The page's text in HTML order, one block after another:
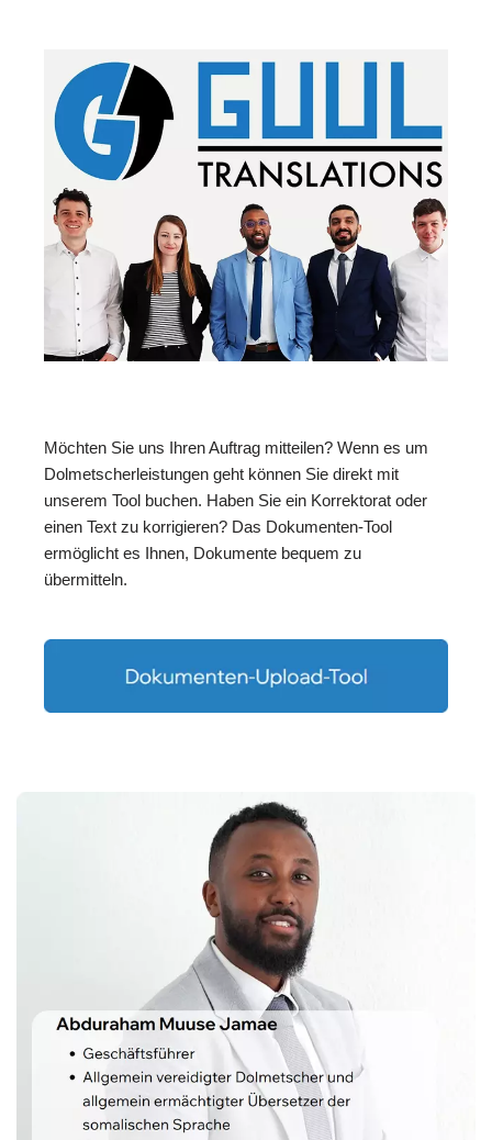
Möchten Sie uns Ihren Auftrag mitteilen? Wenn es um
Dolmetscherleistungen geht können Sie direkt mit
unserem Tool buchen. Haben Sie ein Korrektorat oder
einen Text zu korrigieren? Das Dokumenten-Tool
ermöglicht es Ihnen, Dokumente bequem zu
übermitteln.